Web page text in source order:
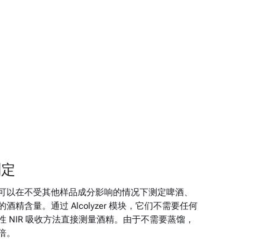
在不受其他样品成分影响的情况下测定啤酒、
酒精含量。通过 Alcolyzer 模块，它们不需要任何
NIR 吸收方法直接测量酒精。由于不需要蒸馏，